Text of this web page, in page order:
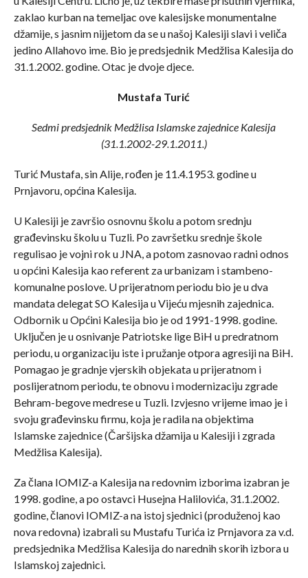
zaklao kurban na temeljac ove kalesijske monumentalne
džamije, s jasnim nijjetom da se u našoj Kalesiji slavi i veliča
jedino Allahovo ime. Bio je predsjednik Medžlisa Kalesija do
31.1.2002. godine. Otac je dvoje djece.
Mustafa Turić
Sedmi predsjednik Medžlisa Islamske zajednice Kalesija
(31.1.2002-29.1.2011.)
Turić Mustafa, sin Alije, rođen je 11.4.1953. godine u
Prnjavoru, općina Kalesija.
U Kalesiji je završio osnovnu školu a potom srednju
građevinsku školu u Tuzli. Po završetku srednje škole
regulisao je vojni rok u JNA, a potom zasnovao radni odnos
u općini Kalesija kao referent za urbanizam i stambeno-
komunalne poslove. U prijeratnom periodu bio je u dva
mandata delegat SO Kalesija u Vijeću mjesnih zajednica.
Odbornik u Općini Kalesija bio je od 1991-1998. godine.
Uključen je u osnivanje Patriotske lige BiH u predratnom
periodu, u organizaciju iste i pružanje otpora agresiji na BiH.
Pomagao je gradnje vjerskih objekata u prijeratnom i
poslijeratnom periodu, te obnovu i modernizaciju zgrade
Behram-begove medrese u Tuzli. Izvjesno vrijeme imao je i
svoju građevinsku firmu, koja je radila na objektima
Islamske zajednice (Čaršijska džamija u Kalesiji i zgrada
Medžlisa Kalesija).
Za člana IOMIZ-a Kalesija na redovnim izborima izabran je
1998. godine, a po ostavci Husejna Halilovića, 31.1.2002.
godine, članovi IOMIZ-a na istoj sjednici (produženoj kao
nova redovna) izabrali su Mustafu Turića iz Prnjavora za v.d.
predsjednika Medžlisa Kalesija do narednih skorih izbora u
Islamskoj zajednici.